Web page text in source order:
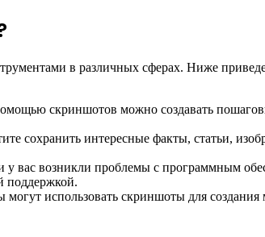
в различных сферах. Ниже
скриншотов можно создавать
сохранить интересные факты, статьи,
вас возникли проблемы с программным
поддержкой.
использовать скриншоты для